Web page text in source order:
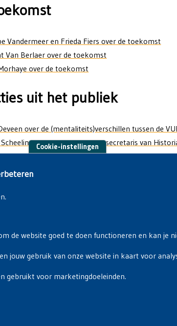
Vandermeer en Frieda Fiers over de toekomst
Van Berlaer over de toekomst
over de toekomst
uit het publiek
over de (mentaliteits)verschillen tussen de
over zijn periode als secretaris van
over de beginjaren van de VUB
Cookie-instellingen
de website goed te doen functioneren en kan je
jouw gebruik van onze website in kaart voor
gebruikt voor marketingdoeleinden.